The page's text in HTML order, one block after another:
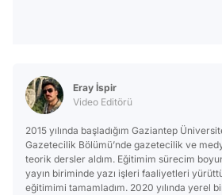
Eray İspir
Video Editörü
2015 yılında başladığım Gaziantep
Gazetecilik Bölümü’nde gazetecilik ve
teorik dersler aldım. Eğitimim sürecim
yayın biriminde yazı işleri faaliyetleri
eğitimimi tamamladım. 2020 yılında yerel